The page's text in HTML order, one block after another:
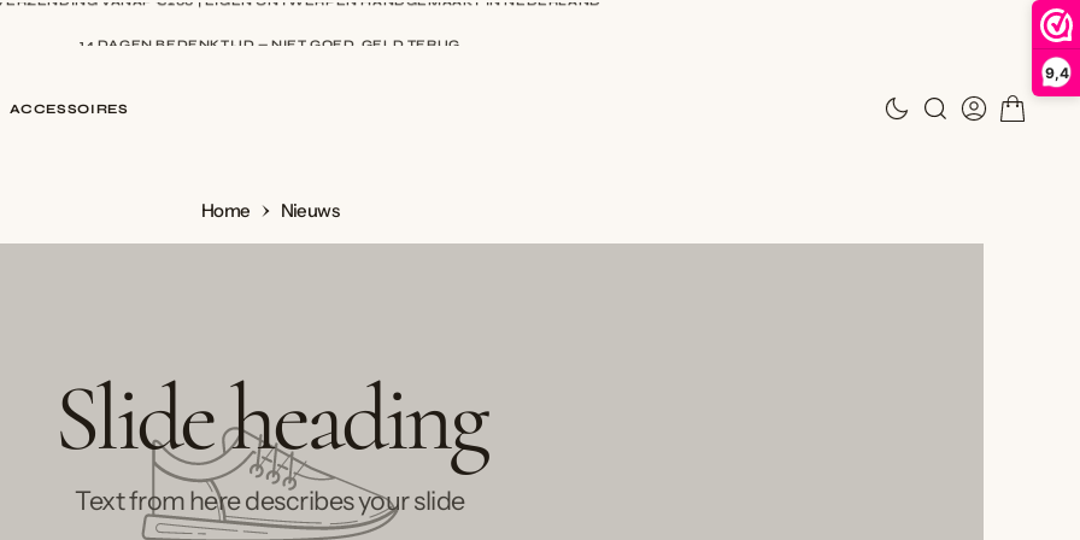
9,4
ACCESSOIRES
Home Nieuws
Slide heading
Text from here describes your slide